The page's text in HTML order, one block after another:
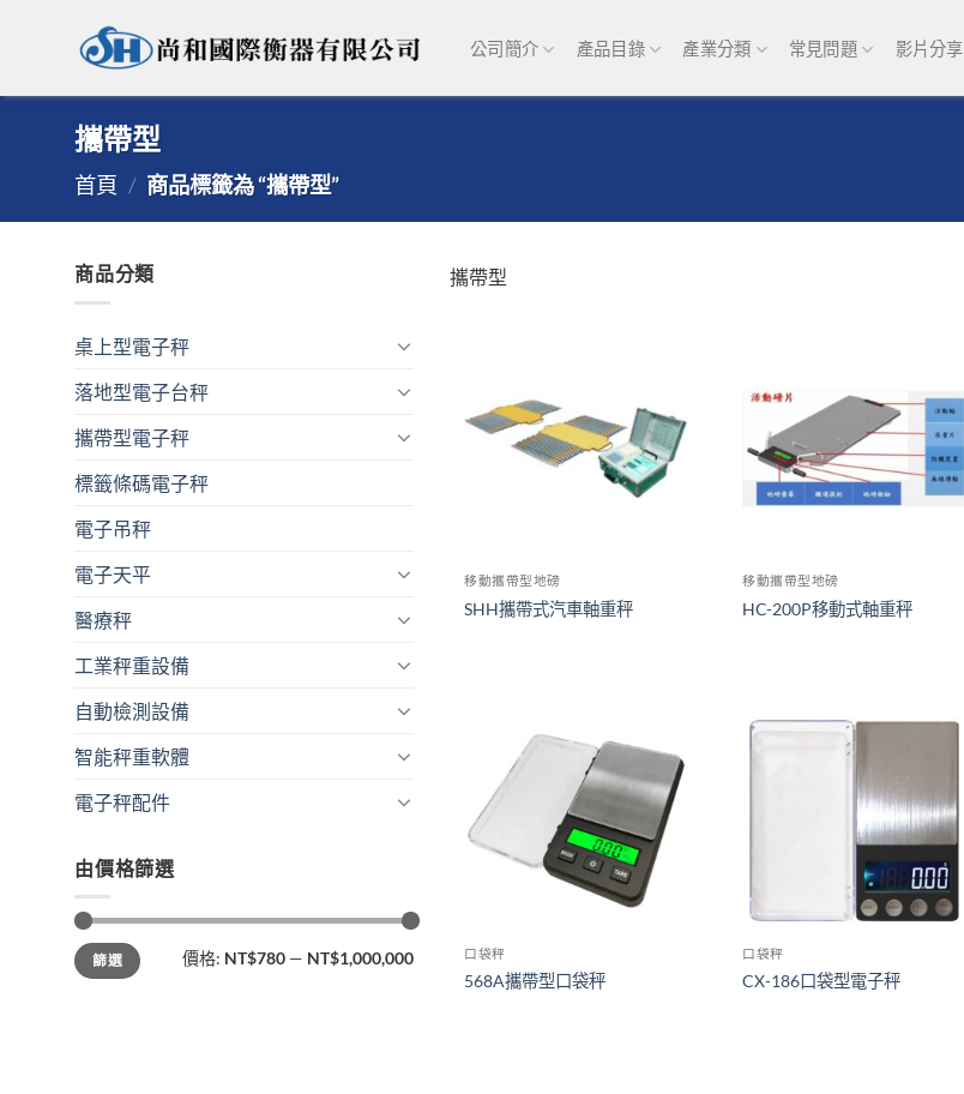
公司簡介 產品目錄 產業分類 常見問題 影片分享
攜帶型
首頁 / 商品標籤為 “攜帶型”
商品分類
桌上型電子秤
落地型電子台秤
攜帶型電子秤
標籤條碼電子秤
電子吊秤
電子天平
醫療秤
工業秤重設備
自動檢測設備
智能秤重軟體
電子秤配件
由價格篩選
最
低
價
最
高
價
篩選 價格: NT$780— NT$1,000,000
攜帶型
移動攜帶型地磅
SHH攜帶式汽車軸重秤
移動攜帶型地磅
HC-200P移動式軸重秤
口袋秤
568A攜帶型口袋秤
口袋秤
CX-186口袋型電子秤